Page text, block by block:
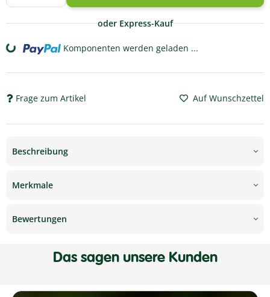
oder Express-Kauf
Loading... Komponenten werden geladen ...
Frage zum Artikel Auf Wunschzettel
Beschreibung
Merkmale
Bewertungen
Das sagen unsere Kunden